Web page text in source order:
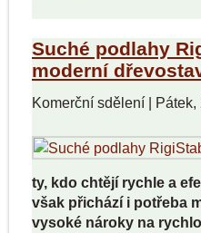
Suché podlahy
moderní
Komerční sdělení| Pátek,
ty, kdo chtějí rychle a
však přichází i potřeba
vysoké nároky na